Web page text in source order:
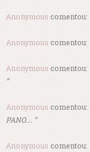
Anonymous comentou:
Anonymous comentou:
Anonymous comentou:
”
Anonymous comentou:
PANO.... ”
Anonymous comentou: